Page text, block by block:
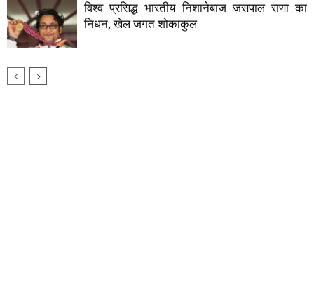
विश्व प्रसिद्ध भारतीय निशानेबाज जसपाल राणा का
निधन, खेल जगत शोकाकुल